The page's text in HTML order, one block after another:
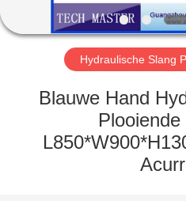
OVER
ONS
Hydraulische Slang
Blauwe Hand